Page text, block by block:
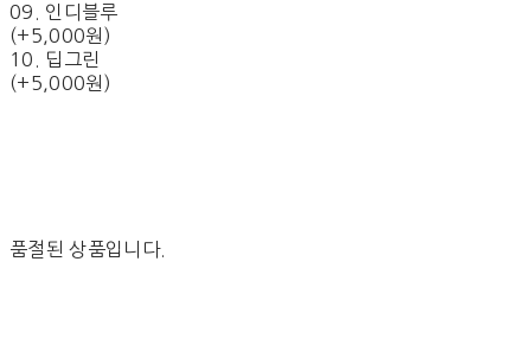
09. 인디블루
(+5,000원)
10. 딥그린
(+5,000원)
품절된 상품입니다.